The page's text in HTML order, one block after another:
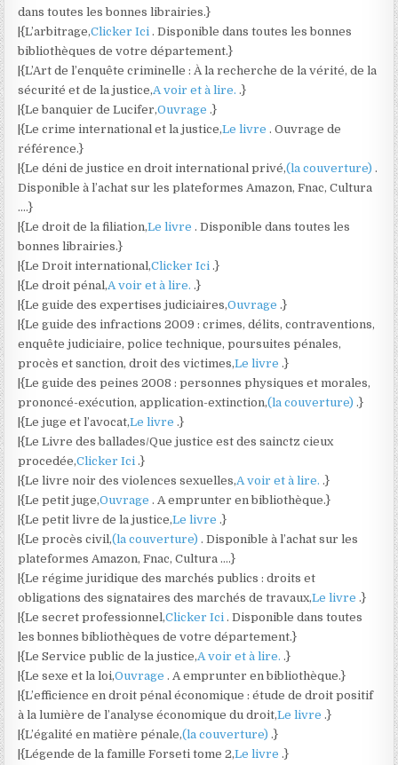
dans toutes les bonnes librairies.}
|{L’arbitrage,Clicker Ici. Disponible dans toutes les bonnes
bibliothèques de votre département.}
|{L’Art de l’enquête criminelle : À la recherche de la vérité, de la
sécurité et de la justice,A voir et à lire..}
|{Le banquier de Lucifer,Ouvrage.}
|{Le crime international et la justice,Le livre. Ouvrage de
référence.}
|{Le déni de justice en droit international privé,(la couverture).
Disponible à l’achat sur les plateformes Amazon, Fnac, Cultura
….}
|{Le droit de la filiation,Le livre. Disponible dans toutes les
bonnes librairies.}
|{Le Droit international,Clicker Ici.}
|{Le droit pénal,A voir et à lire..}
|{Le guide des expertises judiciaires,Ouvrage.}
|{Le guide des infractions 2009 : crimes, délits, contraventions,
enquête judiciaire, police technique, poursuites pénales,
procès et sanction, droit des victimes,Le livre.}
|{Le guide des peines 2008 : personnes physiques et morales,
prononcé-exécution, application-extinction,(la couverture).}
|{Le juge et l’avocat,Le livre.}
|{Le Livre des ballades/Que justice est des sainctz cieux
procedée,Clicker Ici.}
|{Le livre noir des violences sexuelles,A voir et à lire..}
|{Le petit juge,Ouvrage. A emprunter en bibliothèque.}
|{Le petit livre de la justice,Le livre.}
|{Le procès civil,(la couverture). Disponible à l’achat sur les
plateformes Amazon, Fnac, Cultura ….}
|{Le régime juridique des marchés publics : droits et
obligations des signataires des marchés de travaux,Le livre.}
|{Le secret professionnel,Clicker Ici. Disponible dans toutes
les bonnes bibliothèques de votre département.}
|{Le Service public de la justice,A voir et à lire..}
|{Le sexe et la loi,Ouvrage. A emprunter en bibliothèque.}
|{L’efficience en droit pénal économique : étude de droit positif
à la lumière de l’analyse économique du droit,Le livre.}
|{L’égalité en matière pénale,(la couverture).}
|{Légende de la famille Forseti tome 2,Le livre.}